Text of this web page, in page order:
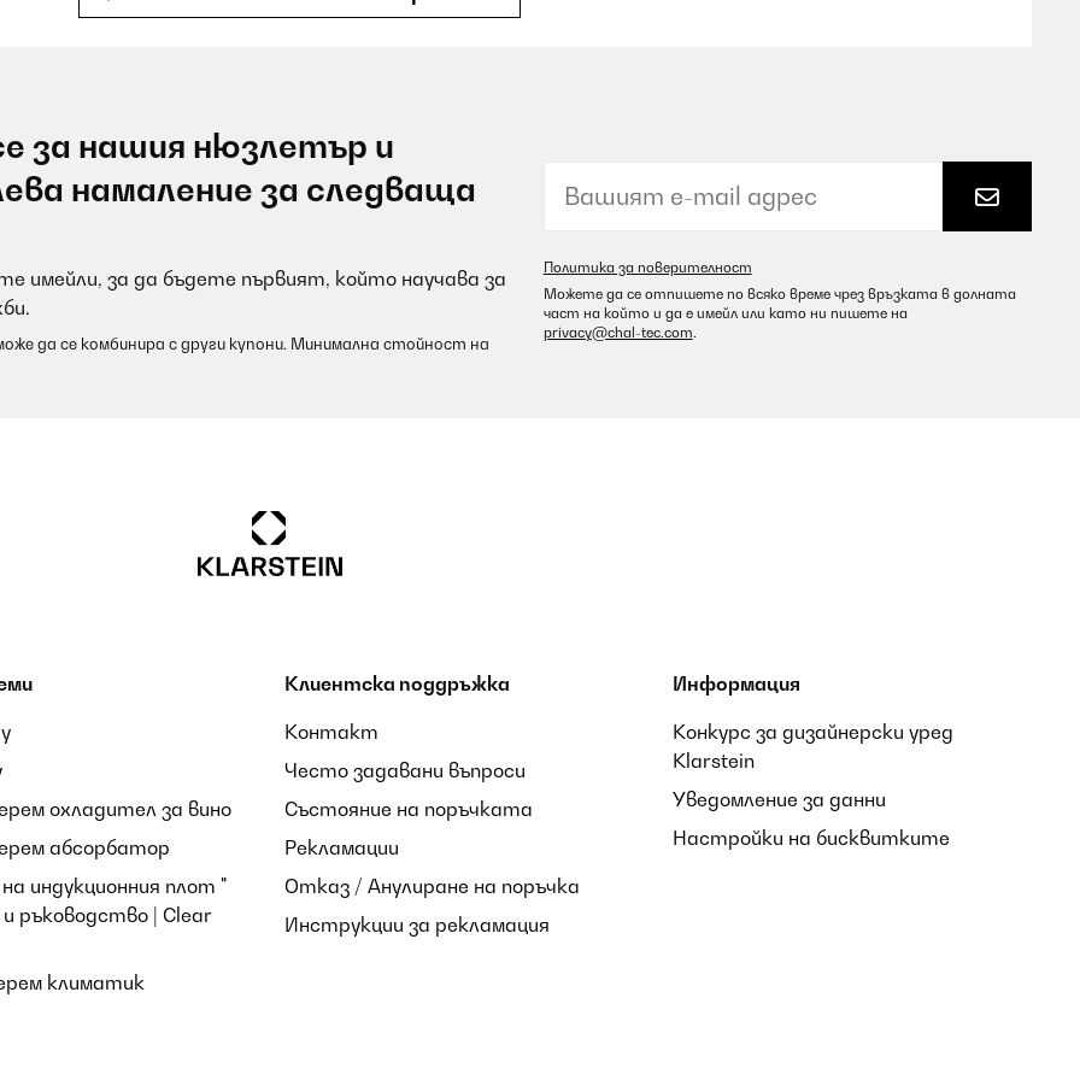
Lo usiamo per portare bistecche e tagliate in tavola e il sangue non cola sulla tovaglia. Esteticamente bello e corposo
за нашия нюзлетър и
намаление за следваща
имейли, за да бъдете първият, който научава за
да се комбинира с други купони. Минимална стойност на
Политика за поверителност
Можете да се отпишете по всяко време чрез връзката в долната
част на който и да е имейл или като ни пишете на
privacy@chal-tec.com.
охладител за вино
абсорбатор
индукционния плот "
ръководство | Clear
климатик
Клиентска поддръжка
Контакт
Често задавани въпроси
Състояние на поръчката
Рекламации
Отказ / Анулиране на поръчка
Инструкции за рекламация
Информация
Конкурс за дизайнерски уред
Klarstein
Уведомление за данни
Настройки на бисквитките